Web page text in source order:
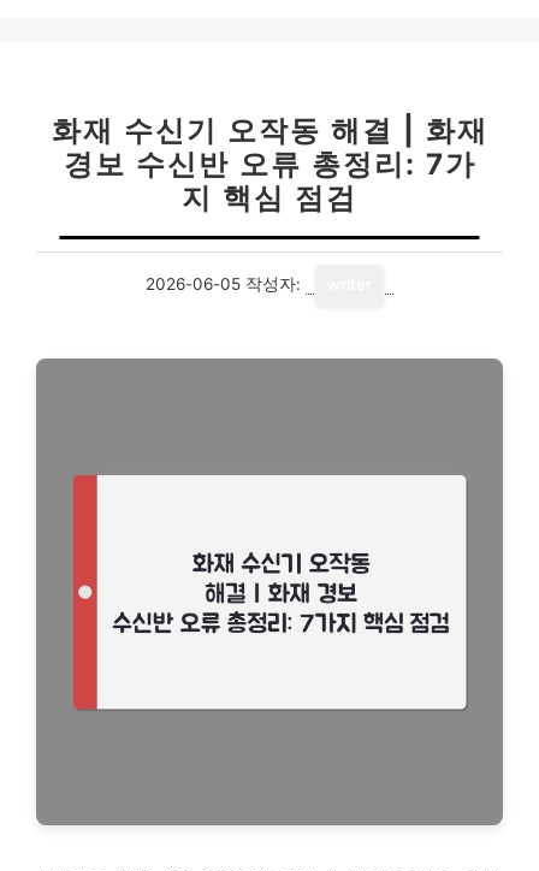
화재 수신기 오작동 해결 | 화재
경보 수신반 오류 총정리: 7가
지 핵심 점검
2026-06-05 작성자: